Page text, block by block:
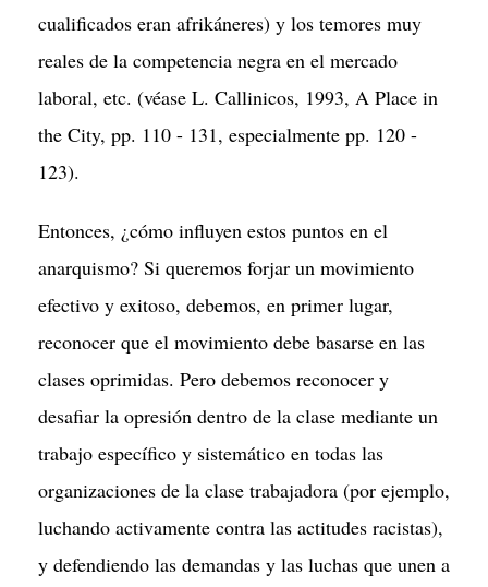
cualificados eran afrikáneres) y los temores muy
reales de la competencia negra en el mercado
laboral, etc. (véase L. Callinicos, 1993, A Place in
the City, pp. 110 - 131, especialmente pp. 120 -
123).
Entonces, ¿cómo influyen estos puntos en el
anarquismo? Si queremos forjar un movimiento
efectivo y exitoso, debemos, en primer lugar,
reconocer que el movimiento debe basarse en las
clases oprimidas. Pero debemos reconocer y
desafiar la opresión dentro de la clase mediante un
trabajo específico y sistemático en todas las
organizaciones de la clase trabajadora (por ejemplo,
luchando activamente contra las actitudes racistas),
y defendiendo las demandas y las luchas que unen a